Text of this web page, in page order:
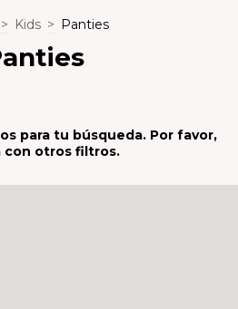
> Kids > Panties
para tu búsqueda. Por favor,
con otros filtros.